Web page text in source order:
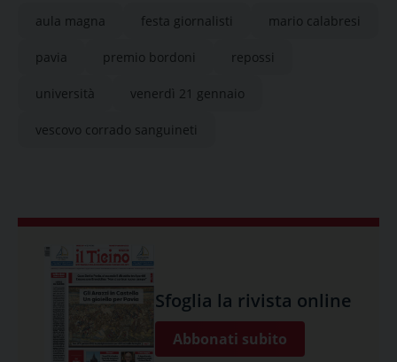
aula magna festa giornalisti mario calabresi
pavia premio bordoni repossi
università venerdì 21 gennaio
vescovo corrado sanguineti
Sfoglia la rivista online
Abbonati subito